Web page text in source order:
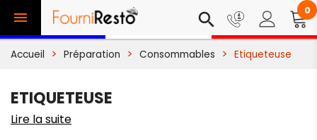
 search 0
Accueil Préparation Consommables Etiqueteuse
ETIQUETEUSE
Lire la suite